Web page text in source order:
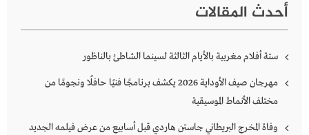
أحدث المقالات
ستة أفلام مغربية بالأيام الثالثة لسينما الشاطئ بالناظور
مهرجان صيف الأوداية 2026 يكشف برنامجًا فنيًا حافلًا ونجومًا من
مختلف الأنماط الموسيقية
وفاة المخرج البريطاني جاستن هاردي قبل أسابيع من عرض فيلمه الجديد